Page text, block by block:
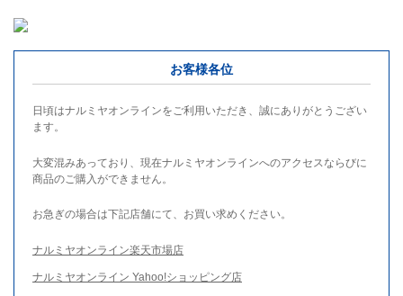
お客様各位
日頃はナルミヤオンラインをご利用いただき、誠にありがとうござい
ます。
大変混みあっており、現在ナルミヤオンラインへのアクセスならびに
商品のご購入ができません。
お急ぎの場合は下記店舗にて、お買い求めください。
ナルミヤオンライン楽天市場店
ナルミヤオンライン Yahoo!ショッピング店